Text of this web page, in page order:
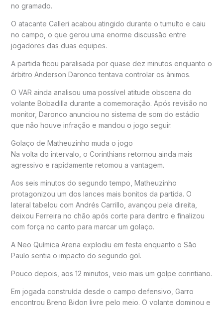
no gramado.
O atacante Calleri acabou atingido durante o tumulto e caiu
no campo, o que gerou uma enorme discussão entre
jogadores das duas equipes.
A partida ficou paralisada por quase dez minutos enquanto o
árbitro Anderson Daronco tentava controlar os ânimos.
O VAR ainda analisou uma possível atitude obscena do
volante Bobadilla durante a comemoração. Após revisão no
monitor, Daronco anunciou no sistema de som do estádio
que não houve infração e mandou o jogo seguir.
Golaço de Matheuzinho muda o jogo
Na volta do intervalo, o Corinthians retornou ainda mais
agressivo e rapidamente retomou a vantagem.
Aos seis minutos do segundo tempo, Matheuzinho
protagonizou um dos lances mais bonitos da partida. O
lateral tabelou com Andrés Carrillo, avançou pela direita,
deixou Ferreira no chão após corte para dentro e finalizou
com força no canto para marcar um golaço.
A Neo Química Arena explodiu em festa enquanto o São
Paulo sentia o impacto do segundo gol.
Pouco depois, aos 12 minutos, veio mais um golpe corintiano.
Em jogada construída desde o campo defensivo, Garro
encontrou Breno Bidon livre pelo meio. O volante dominou e